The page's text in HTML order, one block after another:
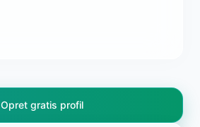
Opret gratis profil